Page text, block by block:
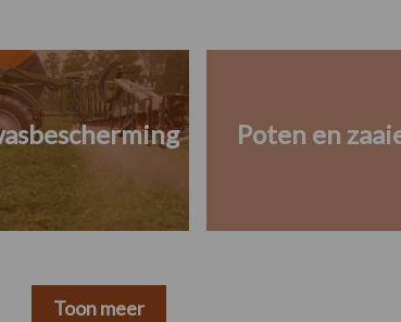
Poten en
Toon meer